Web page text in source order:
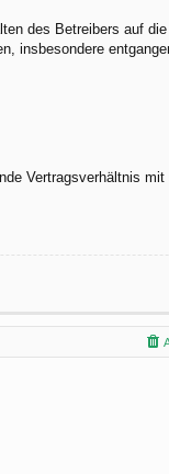
des Betreibers auf
insbesondere
Vertragsverhältnis